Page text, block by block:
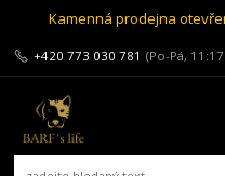
Kamenná prodejna
+420 773 030 781 (Po-Pá,